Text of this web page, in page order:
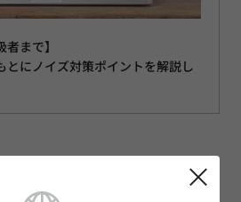
まで】
とにノイズ対策ポイントを解説し